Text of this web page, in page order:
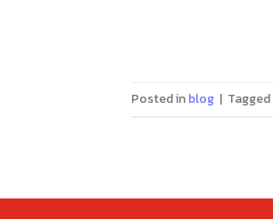
Posted inblog | Tagged